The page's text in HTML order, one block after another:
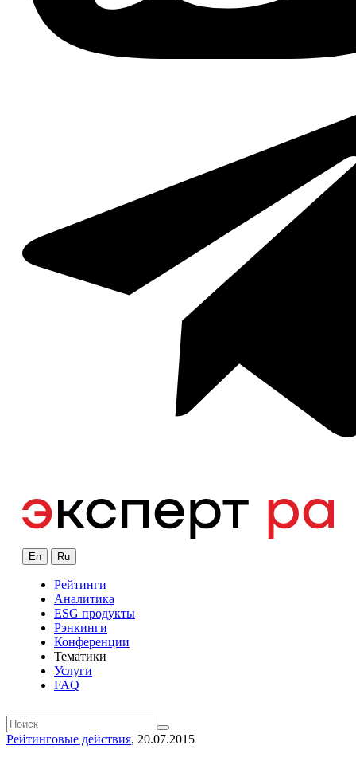
En Ru
Рейтинги
Аналитика
ESG продукты
Рэнкинги
Конференции
Тематики
Услуги
FAQ
Рейтинговые действия, 20.07.2015